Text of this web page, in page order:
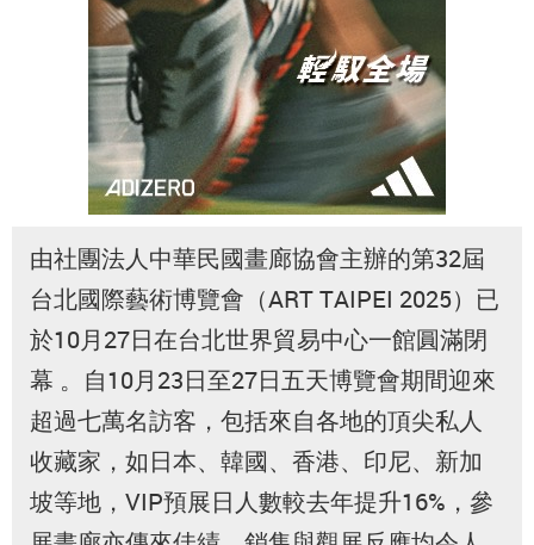
由社團法人中華民國畫廊協會主辦的第32屆
台北國際藝術博覽會（ART TAIPEI 2025）已
於10月27日在台北世界貿易中心一館圓滿閉
幕 。自10月23日至27日五天博覽會期間迎來
超過七萬名訪客，包括來自各地的頂尖私人
收藏家，如日本、韓國、香港、印尼、新加
坡等地，VIP預展日人數較去年提升16%，參